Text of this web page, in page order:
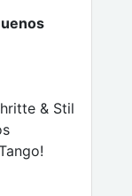
& Stil